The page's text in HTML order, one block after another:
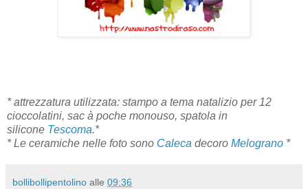
* attrezzatura utilizzata: stampo a tema natalizio per 12
cioccolatini, sac à poche monouso, spatola in
silicone Tescoma.*
* Le ceramiche nelle foto sono Caleca decoro Melograno *
bollibollipentolino alle 09:36